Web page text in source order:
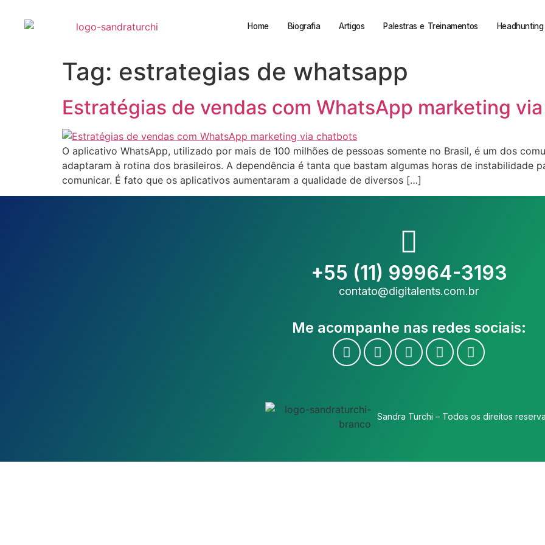
Home Biografia Artigos Palestras e Treinamentos
Tag: estrategias de whatsapp
Estratégias de vendas com WhatsApp marketing
O aplicativo WhatsApp, utilizado por mais de 100 milhões de pessoas somente no Brasil, é um dos
adaptaram à rotina dos brasileiros. A dependência é tanta que bastam algumas horas de instabilidade
comunicar. É fato que os aplicativos aumentaram a qualidade de diversos […]
+55 (11) 99964-3193
contato@digitalents.com.br
Me acompanhe nas redes sociais:
Sandra Turchi – Todos os direitos